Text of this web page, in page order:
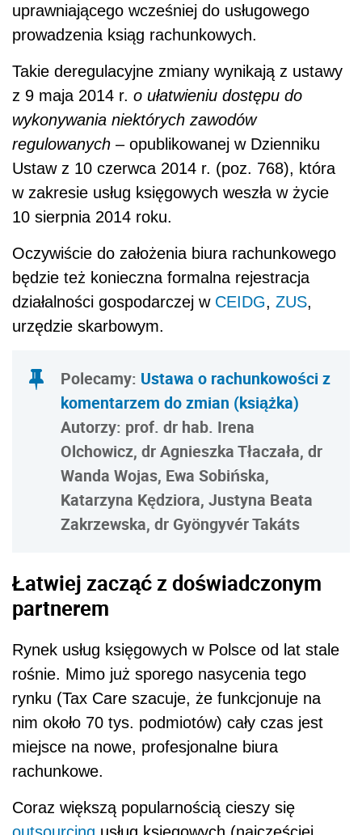
uprawniającego wcześniej do usługowego
prowadzenia ksiąg rachunkowych.
Takie deregulacyjne zmiany wynikają z ustawy
z 9 maja 2014 r. o ułatwieniu dostępu do
wykonywania niektórych zawodów
regulowanych – opublikowanej w Dzienniku
Ustaw z 10 czerwca 2014 r. (poz. 768), która
w zakresie usług księgowych weszła w życie
10 sierpnia 2014 roku.
Oczywiście do założenia biura rachunkowego
będzie też konieczna formalna rejestracja
działalności gospodarczej w CEIDG, ZUS,
urzędzie skarbowym.
Polecamy: Ustawa o rachunkowości z
komentarzem do zmian (książka)
Autorzy: prof. dr hab. Irena
Olchowicz, dr Agnieszka Tłaczała, dr
Wanda Wojas, Ewa Sobińska,
Katarzyna Kędziora, Justyna Beata
Zakrzewska, dr Gyöngyvér Takáts
Łatwiej zacząć z doświadczonym
partnerem
Rynek usług księgowych w Polsce od lat stale
rośnie. Mimo już sporego nasycenia tego
rynku (Tax Care szacuje, że funkcjonuje na
nim około 70 tys. podmiotów) cały czas jest
miejsce na nowe, profesjonalne biura
rachunkowe.
Coraz większą popularnością cieszy się